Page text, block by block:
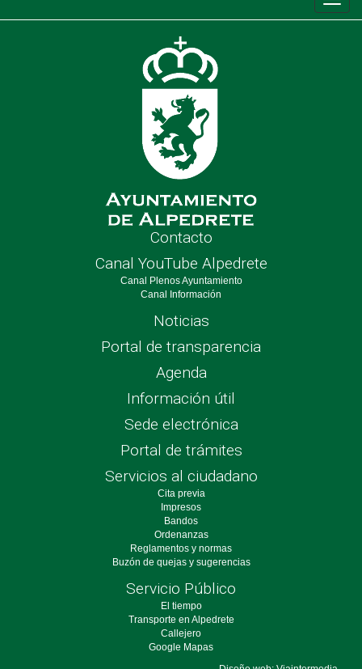
de
Contacto
Canal YouTube Alpedrete
Canal Plenos Ayuntamiento
Canal Información
Noticias
Portal de transparencia
Agenda
Información útil
Sede electrónica
Portal de trámites
Servicios al ciudadano
Cita previa
Impresos
Bandos
Ordenanzas
Reglamentos y normas
Buzón de quejas y sugerencias
Servicio Público
El tiempo
Transporte en Alpedrete
Callejero
Google Mapas